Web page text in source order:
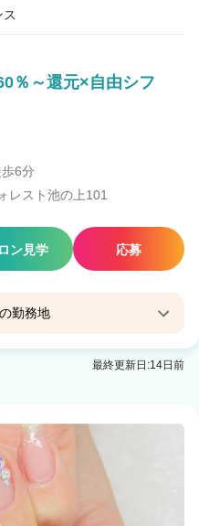
％～還元×自由シフ
6分
レスト池の上101
ン見学 応募
勤務地
最終更新日:14日前